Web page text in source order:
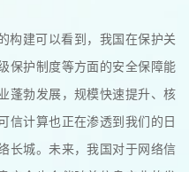
构建可以看到，我国在保护关
保护制度等方面的安全保障能
蓬勃发展，规模快速提升、核
信计算也正在渗透到我们的日
长城。未来，我国对于网络信